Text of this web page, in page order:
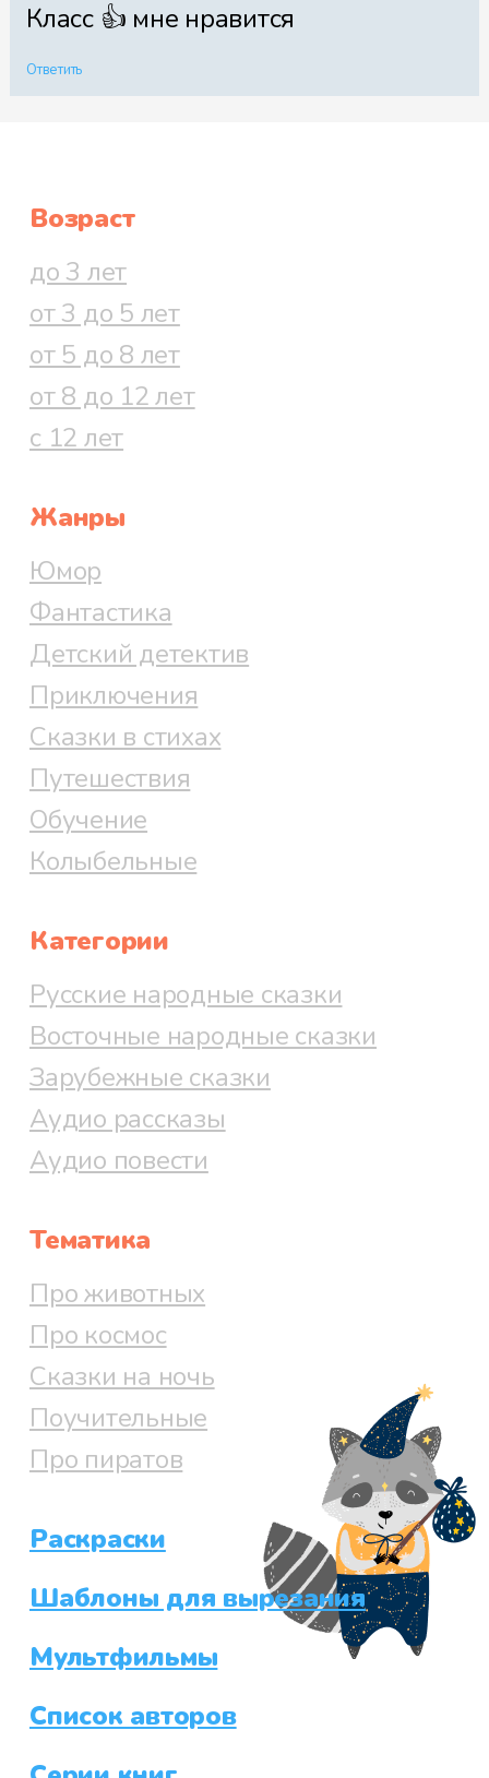
Класс 👍 мне нравится
Ответить
Возраст
до 3 лет
от 3 до 5 лет
от 5 до 8 лет
от 8 до 12 лет
с 12 лет
Жанры
Юмор
Фантастика
Детский детектив
Приключения
Сказки в стихах
Путешествия
Обучение
Колыбельные
Категории
Русские народные сказки
Восточные народные сказки
Зарубежные сказки
Аудио рассказы
Аудио повести
Тематика
Про животных
Про космос
Сказки на ночь
Поучительные
Про пиратов
Раскраски
Шаблоны для вырезания
Мультфильмы
Список авторов